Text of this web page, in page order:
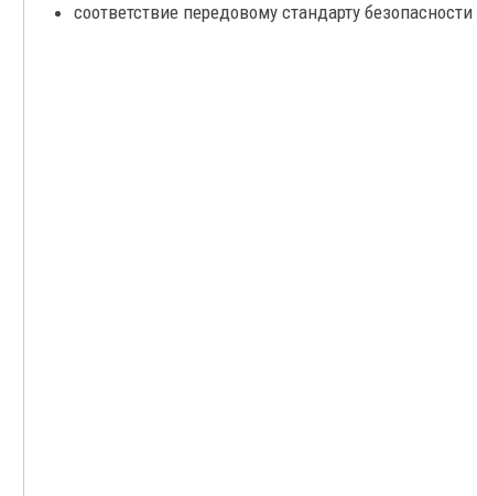
соответствие передовому стандарту безопасности